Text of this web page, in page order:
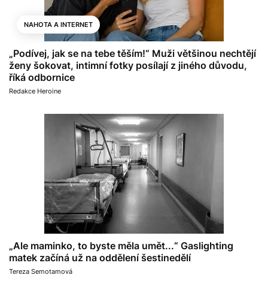
NAHOTA A INTERNET
„Podívej, jak se na tebe těším!“ Muži většinou nechtějí
ženy šokovat, intimní fotky posílají z jiného důvodu,
říká odbornice
Redakce Heroine
„Ale maminko, to byste měla umět...“ Gaslighting
matek začíná už na oddělení šestinedělí
Tereza Semotamová